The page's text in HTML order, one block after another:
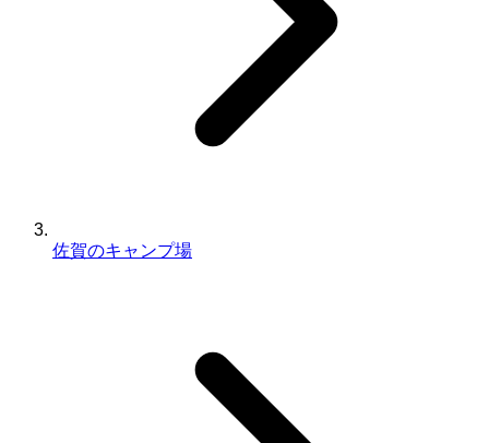
佐賀のキャンプ場